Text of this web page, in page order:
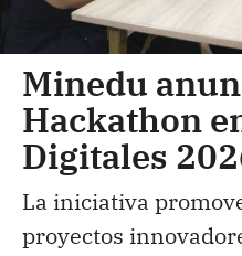
Minedu
Hackathon
Digitales
La iniciativa
proyectos